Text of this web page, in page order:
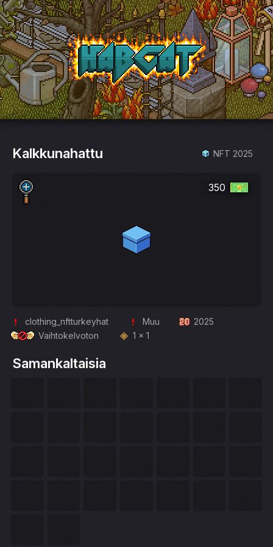
HabCat
Kalkkunahattu NFT 2025
350
clothing_nftturkeyhat Muu
2025
Vaihtokelvoton
1 x 1
Samankaltaisia